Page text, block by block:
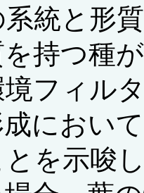
統と形
を持つ種
境フィル
におい
を示唆